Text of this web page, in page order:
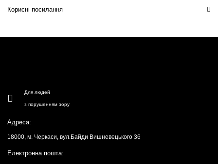
Корисні посилання
Для людей
з порушенням зору
Адреса:
18000, м. Черкаси, вул.Байди Вишневецького 36
Електронна пошта: